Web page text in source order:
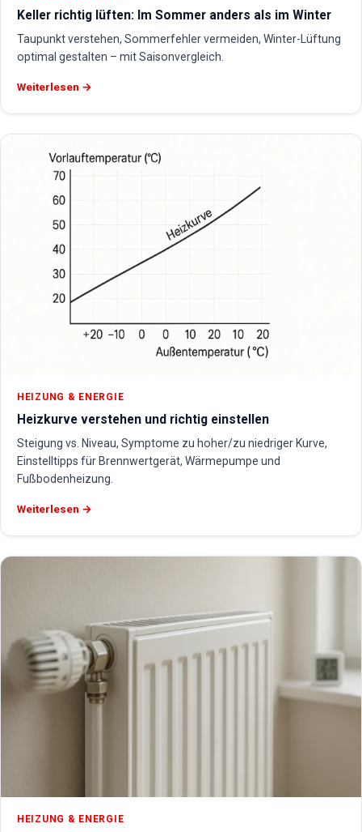
Keller richtig lüften: Im Sommer anders als im Winter
Taupunkt verstehen, Sommerfehler vermeiden, Winter-Lüftung
optimal gestalten – mit Saisonvergleich.
Weiterlesen →
HEIZUNG & ENERGIE
Heizkurve verstehen und richtig einstellen
Steigung vs. Niveau, Symptome zu hoher/zu niedriger Kurve,
Einstelltipps für Brennwertgerät, Wärmepumpe und
Fußbodenheizung.
Weiterlesen →
HEIZUNG & ENERGIE